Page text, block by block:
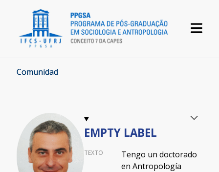
Comunidad
EMPTY LABEL
TEXTO
Tengo un doctorado
en Antropología